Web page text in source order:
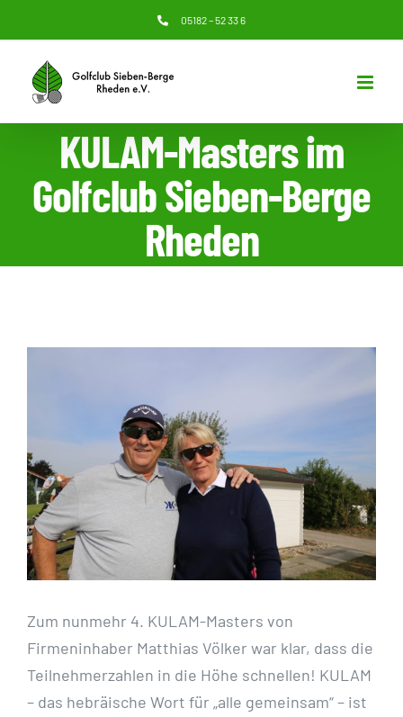
Inhalt
springen
05182 – 52 33 6
KULAM-Masters im
Golfclub Sieben-Berge
Rheden
Zum nunmehr 4. KULAM-Masters von
Firmeninhaber Matthias Völker war klar, dass die
Teilnehmerzahlen in die Höhe schnellen! KULAM
– das hebräische Wort für „alle gemeinsam“ – ist